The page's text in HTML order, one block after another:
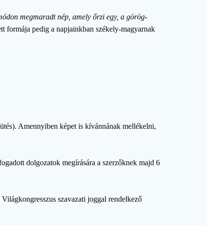
megmaradt nép, amely őrzi egy, a görög-
formája pedig a napjainkban székely-magyarnak
Amennyiben képet is kívánnának mellékelni,
dolgozatok megírására a szerzőknek majd 6
szavazati joggal rendelkező